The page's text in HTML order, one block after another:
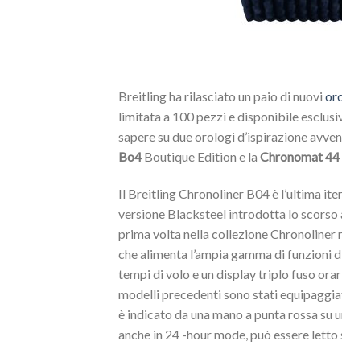
Breitling ha rilasciato un paio di nuovi
limitata a 100 pezzi e disponibile
sapere su due orologi d’ispirazione
Bo4Boutique Edition e la Chronomat 44
Il Breitling Chronoliner B04 è l’ultima
versione Blacksteel introdotta lo scorso
prima volta nella collezione
che alimenta l’ampia gamma di
tempi di volo e un display triplo fuso
modelli precedenti sono stati
è indicato da una mano a punta rossa
anche in 24 -hour mode, può essere